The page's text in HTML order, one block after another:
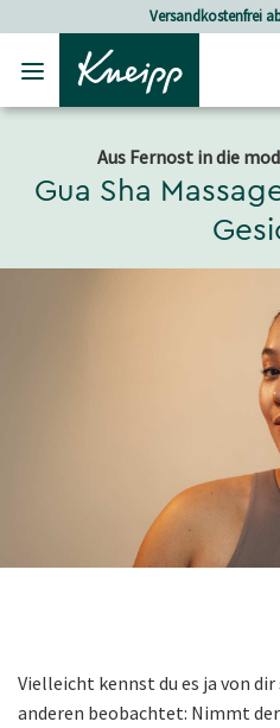
Skip to main content
Skip to footer contentVersandkostenfrei
Aus Fernost in die
Gua Sha
Vielleicht kennst du es ja von
anderen beobachtet: Nimmt